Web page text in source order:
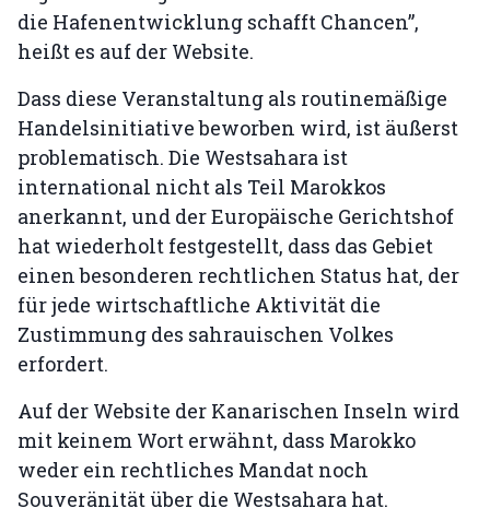
die Hafenentwicklung schafft Chancen”,
heißt es auf der Website.
Dass diese Veranstaltung als routinemäßige
Handelsinitiative beworben wird, ist äußerst
problematisch. Die Westsahara ist
international nicht als Teil Marokkos
anerkannt, und der Europäische Gerichtshof
hat wiederholt festgestellt, dass das Gebiet
einen besonderen rechtlichen Status hat, der
für jede wirtschaftliche Aktivität die
Zustimmung des sahrauischen Volkes
erfordert.
Auf der Website der Kanarischen Inseln wird
mit keinem Wort erwähnt, dass Marokko
weder ein rechtliches Mandat noch
Souveränität über die Westsahara hat.